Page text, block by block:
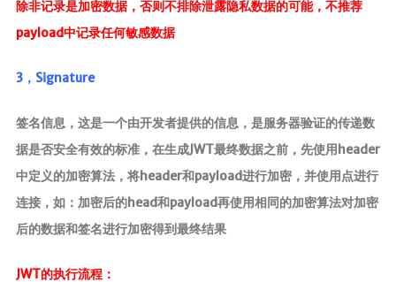
除非记录是加密数据，否则不排除泄露隐私数据的可能，不推荐
payload中记录任何敏感数据
3，Signature
签名信息，这是一个由开发者提供的信息，是服务器验证的传递数
据是否安全有效的标准，在生成JWT最终数据之前，先使用header
中定义的加密算法，将header和payload进行加密，并使用点进行
连接，如：加密后的head和payload再使用相同的加密算法对加密
后的数据和签名进行加密得到最终结果
JWT的执行流程：